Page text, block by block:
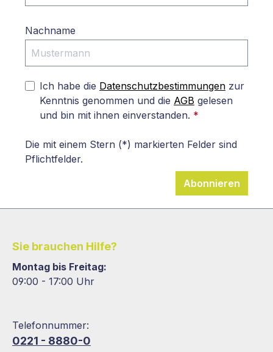
Nachname
Ich habe die Datenschutzbestimmungen zur
Kenntnis genommen und die AGB gelesen
und bin mit ihnen einverstanden. *
Die mit einem Stern (*) markierten Felder sind
Pflichtfelder.
Abonnieren
Sie brauchen Hilfe?
Montag bis Freitag:
09:00 - 17:00 Uhr
Telefonnummer:
0221 - 8880-0